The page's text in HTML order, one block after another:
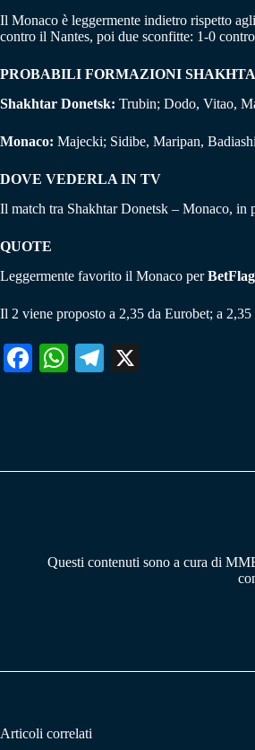
Il Monaco è leggermente indietro rispetto
contro il Nantes, poi due sconfitte: 1-0
PROBABILI FORMAZIONI
Shakhtar Donetsk: Trubin; Dodo, Vitao,
Monaco: Majecki; Sidibe, Maripan,
DOVE VEDERLA IN TV
Il match tra Shakhtar Donetsk – Monaco, in
QUOTE
Leggermente favorito il Monaco perBetFlag
Il 2 viene proposto a 2,35 da Eurobet; a
Fa W
pp
Te
m
Questi contenuti sono a cura di
Articoli correlati